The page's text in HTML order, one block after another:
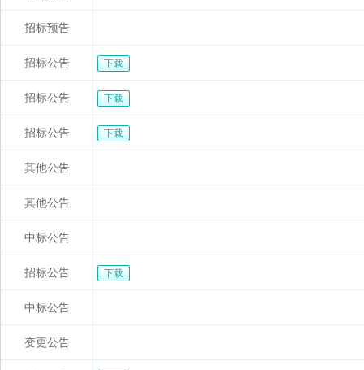
招标预告
招标公告 下载
招标公告 下载
招标公告 下载
其他公告
其他公告
中标公告
招标公告 下载
中标公告
变更公告